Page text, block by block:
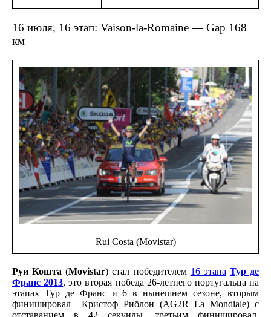
16 июля, 16 этап: Vaison-la-Romaine — Gap 168
км
Rui Costa (Movistar)
Руи Кошта (Movistar) стал победителем 16 этапа Тур де
Франс 2013, это вторая победа 26-летнего португальца на
этапах Тур де Франс и 6 в нынешнем сезоне, вторым
финишировал Кристоф Риблон (AG2R La Mondiale) с
отставанием в 42 секунды, третьим финишировал